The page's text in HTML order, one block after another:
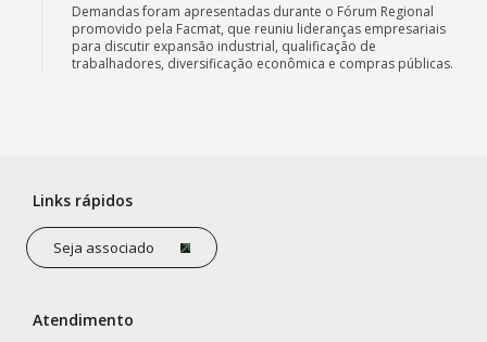
Demandas foram apresentadas durante o Fórum Regional
promovido pela Facmat, que reuniu lideranças empresariais
para discutir expansão industrial, qualificação de
trabalhadores, diversificação econômica e compras públicas.
Links rápidos
Seja associado
Atendimento